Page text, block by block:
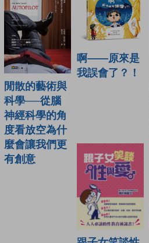
閒散的藝術與
科學──從腦
神經科學的角
度看放空為什
麼會讓我們更
有創意
啊——原來是
我誤會了？！